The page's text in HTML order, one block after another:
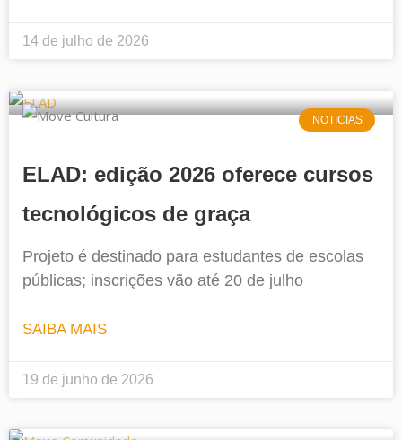
14 de julho de 2026
NOTICIAS
ELAD: edição 2026 oferece cursos
tecnológicos de graça
Projeto é destinado para estudantes de escolas
públicas; inscrições vão até 20 de julho
SAIBA MAIS
19 de junho de 2026